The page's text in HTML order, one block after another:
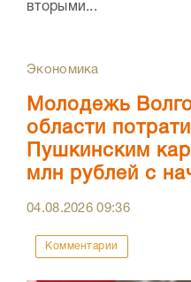
вторыми...
Экономика
Молодежь
области
Пушкинским
млн рублей с
04.08.202609:36
Комментарии